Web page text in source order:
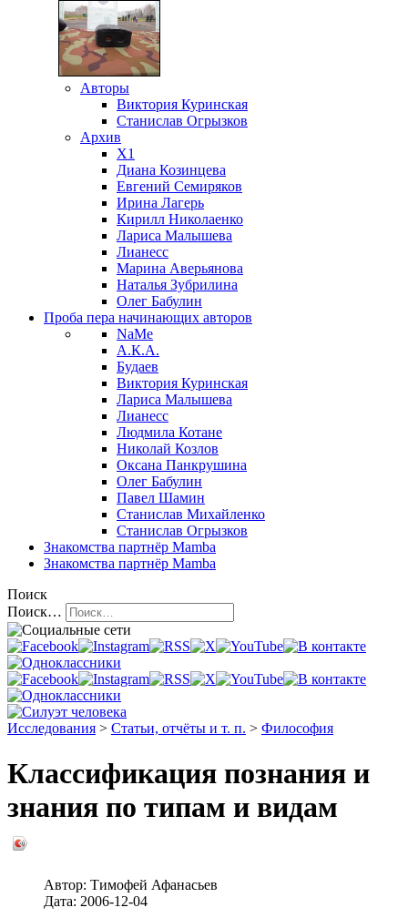
Авторы
Виктория Куринская
Станислав Огрызков
Архив
X1
Диана Козинцева
Евгений Семиряков
Ирина Лагерь
Кирилл Николаенко
Лариса Малышева
Лианесс
Марина Аверьянова
Наталья Зубрилина
Олег Бабулин
Проба пера начинающих авторов
NaMe
А.К.А.
Будаев
Виктория Куринская
Лариса Малышева
Лианесс
Людмила Котане
Николай Козлов
Оксана Панкрушина
Олег Бабулин
Павел Шамин
Станислав Михайленко
Станислав Огрызков
Знакомства партнёр Mamba
Знакомства партнёр Mamba
Поиск
Поиск…
Исследования > Статьи, отчёты и т. п. > Философия
Классификация познания и
знания по типам и видам
Автор: Тимофей Афанасьев
Дата: 2006-12-04